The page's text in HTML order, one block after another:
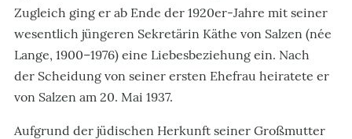
Zugleich ging er ab Ende der 1920er-Jahre mit seiner
wesentlich jüngeren Sekretärin Käthe von Salzen (née
Lange, 1900–1976) eine Liebesbeziehung ein. Nach
der Scheidung von seiner ersten Ehefrau heiratete er
von Salzen am 20. Mai 1937.
Aufgrund der jüdischen Herkunft seiner Großmutter